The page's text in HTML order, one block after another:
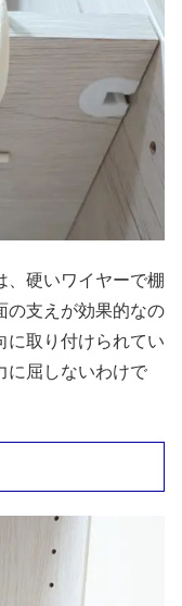
、硬いワイヤーで棚
の支えが効果的なの
に取り付けられてい
に屈しないわけで